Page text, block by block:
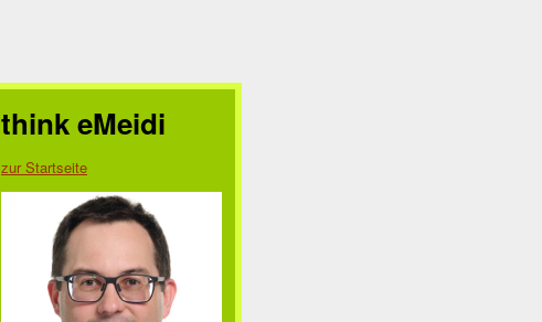
think eMeidi
zur Startseite